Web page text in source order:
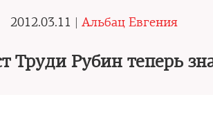
2012.03.11 | Альбац Евгения
Труди Рубин теперь